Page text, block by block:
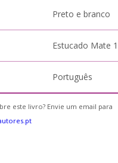
Preto e branco
Estucado Mate
Português
este livro? Envie um email para